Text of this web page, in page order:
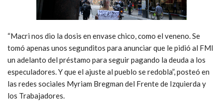
“Macri nos dio la dosis en envase chico, como el veneno. Se
tomó apenas unos segunditos para anunciar que le pidió al FMI
un adelanto del préstamo para seguir pagando la deuda a los
especuladores. Y que el ajuste al pueblo se redobla”, posteó en
las redes sociales Myriam Bregman del Frente de Izquierda y
los Trabajadores.